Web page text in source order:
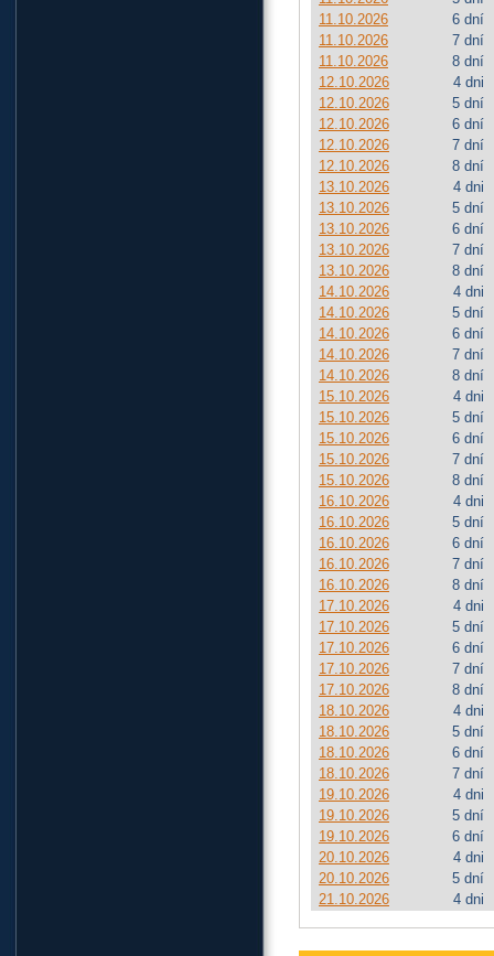
11.10.2026
6 dní
11.10.2026
7 dní
11.10.2026
8 dní
12.10.2026
4 dni
12.10.2026
5 dní
12.10.2026
6 dní
12.10.2026
7 dní
12.10.2026
8 dní
13.10.2026
4 dni
13.10.2026
5 dní
13.10.2026
6 dní
13.10.2026
7 dní
13.10.2026
8 dní
14.10.2026
4 dni
14.10.2026
5 dní
14.10.2026
6 dní
14.10.2026
7 dní
14.10.2026
8 dní
15.10.2026
4 dni
15.10.2026
5 dní
15.10.2026
6 dní
15.10.2026
7 dní
15.10.2026
8 dní
16.10.2026
4 dni
16.10.2026
5 dní
16.10.2026
6 dní
16.10.2026
7 dní
16.10.2026
8 dní
17.10.2026
4 dni
17.10.2026
5 dní
17.10.2026
6 dní
17.10.2026
7 dní
17.10.2026
8 dní
18.10.2026
4 dni
18.10.2026
5 dní
18.10.2026
6 dní
18.10.2026
7 dní
19.10.2026
4 dni
19.10.2026
5 dní
19.10.2026
6 dní
20.10.2026
4 dni
20.10.2026
5 dní
21.10.2026
4 dni